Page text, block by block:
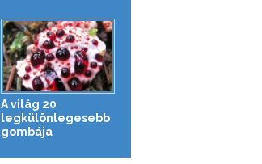
A világ 20
legkülönlegesebb
gombája